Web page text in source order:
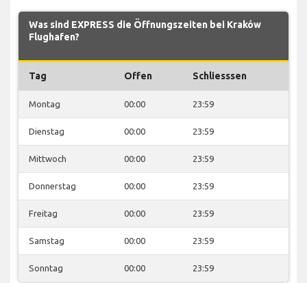
Was sind EXPRESS die Öffnungszeiten bei Kraków
Flughafen?
Tag Offen Schliesssen
Montag 00:00 23:59
Dienstag 00:00 23:59
Mittwoch 00:00 23:59
Donnerstag 00:00 23:59
Freitag 00:00 23:59
Samstag 00:00 23:59
Sonntag 00:00 23:59